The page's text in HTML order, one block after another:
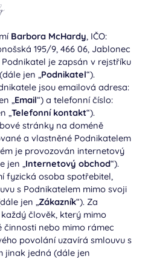
Barbora McHardy, IČO:
195/9, 466 06, Jablonec
je zapsán v rejstříku
jen „Podnikatel“).
jsou emailová adresa:
„Email“) a telefonní číslo:
„Telefonní kontakt“).
stránky na doméně
a vlastněné Podnikatelem
je provozován internetový
jen „Internetový obchod“).
fyzická osoba spotřebitel,
s Podnikatelem mimo svoji
jen „Zákazník“). Za
člověk, který mimo
činnosti nebo mimo rámec
povolání uzavírá smlouvu s
jinak jedná (dále jen